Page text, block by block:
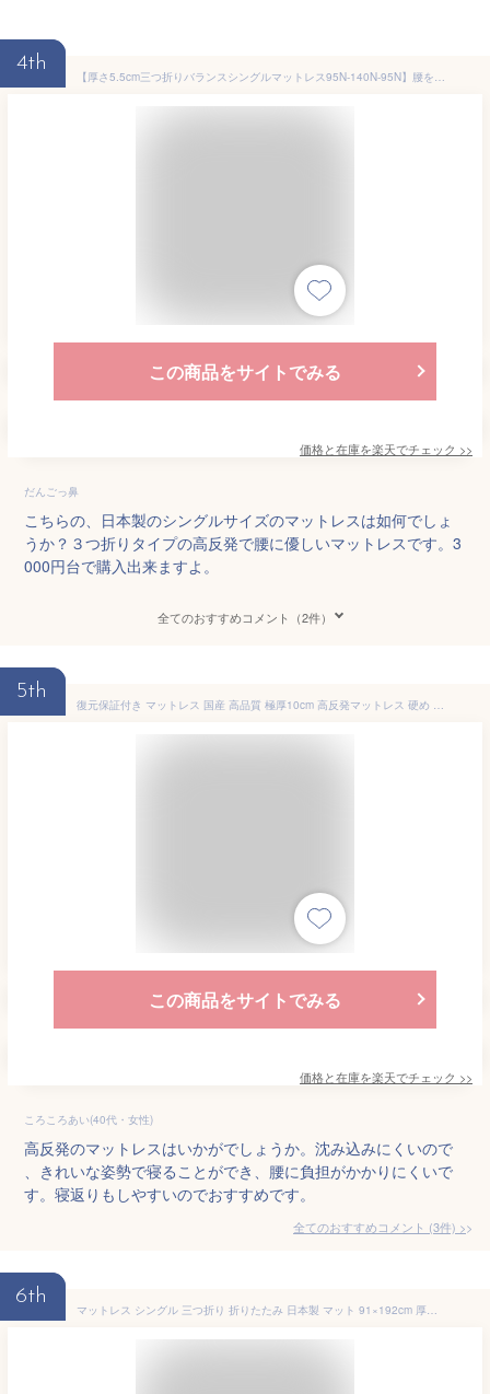
4th
【厚さ5.5cm三つ折りバランスシングルマットレス95N-140N-95N】腰を支える バランス シングル マットレスシングル マットレス 三つ折り 3つ折り 折りたたみ 折り畳み 国産 日本製 セール コンパクト 硬め 腰痛 体圧分散 連結 軽量 軽い 5cm 福袋 敷布団 2026 寝具 カバー
この商品をサイトでみる
価格と在庫を楽天でチェック >>
だんごっ鼻
こちらの、日本製のシングルサイズのマットレスは如何でしょ
うか？３つ折りタイプの高反発で腰に優しいマットレスです。3
000円台で購入出来ますよ。
全てのおすすめコメント（2件）
5th
復元保証付き マットレス 国産 高品質 極厚10cm 高反発マットレス 硬め 150N 10cm 高反発 日本製 ウレタンマット ウレタン マット 敷布団 敷き布団 オーバーレイ 固めホワイト グレージュ グレー シングル セミダブル ダブル
この商品をサイトでみる
価格と在庫を楽天でチェック >>
ころころあい(40代・女性)
高反発のマットレスはいかがでしょうか。沈み込みにくいので
、きれいな姿勢で寝ることができ、腰に負担がかかりにくいで
す。寝返りもしやすいのでおすすめです。
全てのおすすめコメント (3件) >
6th
マットレス シングル 三つ折り 折りたたみ 日本製 マット 91×192cm 厚み約5cm 車中泊 3つ折り アンダーマットレス 国産 来客用 新生活 ウレタン